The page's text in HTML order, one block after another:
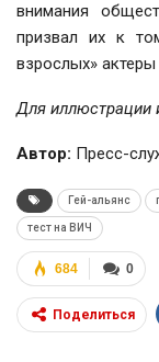
внимания
призвал их к
взрослых»
Для иллюстрации
Автор: Пресс-
Гей-альянс
тест на ВИЧ
0
684
Поделиться